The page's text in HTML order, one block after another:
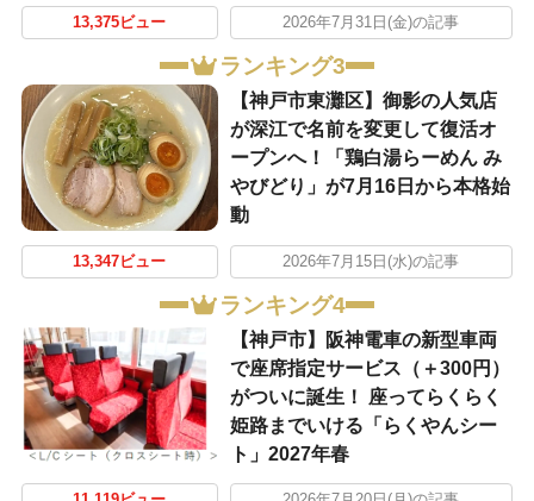
13,375ビュー 2026年7月31日(金)の記事
ランキング3
【神戸市東灘区】御影の人気店
が深江で名前を変更して復活オ
ープンへ！「鶏白湯らーめん み
やびどり」が7月16日から本格始
動
13,347ビュー 2026年7月15日(水)の記事
ランキング4
【神戸市】阪神電車の新型車両
で座席指定サービス（＋300円）
がついに誕生！ 座ってらくらく
姫路までいける「らくやんシー
ト」2027年春